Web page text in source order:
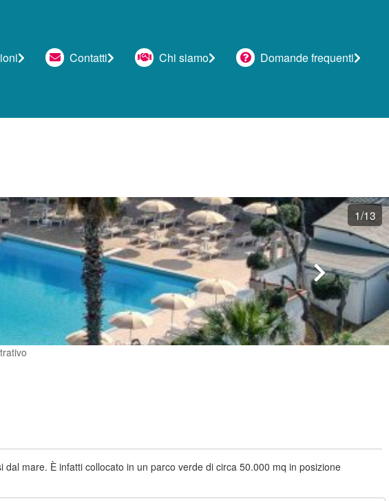
Contatti Chi siamo Domande frequenti
1/13
mare. È infatti collocato in un parco verde di circa 50.000 mq in posizione